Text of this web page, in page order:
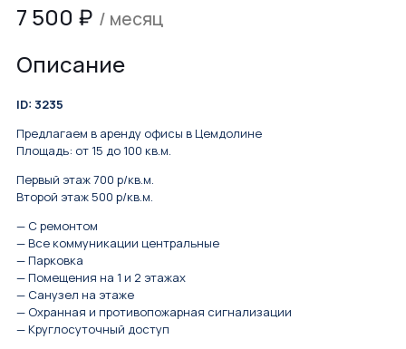
7 500 ₽ / месяц
Описание
ID: 3235
Предлагаем в аренду офисы в Цемдолине
Площадь: от 15 до 100 кв.м.
Первый этаж 700 р/кв.м.
Второй этаж 500 р/кв.м.
— С ремонтом
— Все коммуникации центральные
— Парковка
— Помещения на 1 и 2 этажах
— Санузел на этаже
— Охранная и противопожарная сигнализации
— Круглосуточный доступ